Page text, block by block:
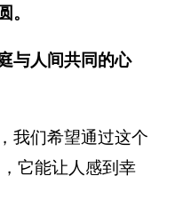
与人间共同的心
我们希望通过这个
它能让人感到幸